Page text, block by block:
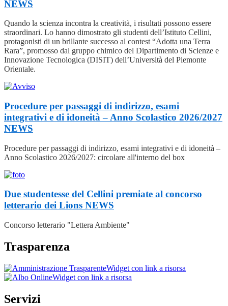
NEWS
Quando la scienza incontra la creatività, i risultati possono essere
straordinari. Lo hanno dimostrato gli studenti dell’Istituto Cellini,
protagonisti di un brillante successo al contest “Adotta una Terra
Rara”, promosso dal gruppo chimico del Dipartimento di Scienze e
Innovazione Tecnologica (DISIT) dell’Università del Piemonte
Orientale.
Procedure per passaggi di indirizzo, esami
integrativi e di idoneità – Anno Scolastico 2026/2027
NEWS
Procedure per passaggi di indirizzo, esami integrativi e di idoneità –
Anno Scolastico 2026/2027: circolare all'interno del box
Due studentesse del Cellini premiate al concorso
letterario dei Lions NEWS
Concorso letterario "Lettera Ambiente"
Trasparenza
Widget con link a risorsa
Widget con link a risorsa
Servizi